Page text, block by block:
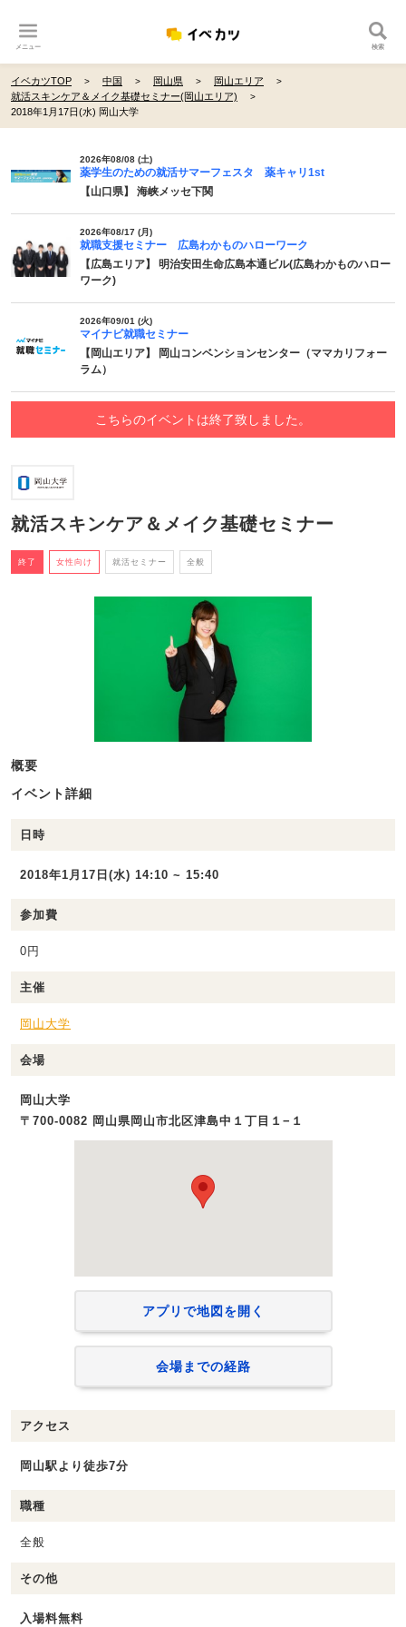
メニュー 検索
イベカツTOP 中国 岡山県
岡山エリア
就活スキンケア＆メイク基礎セミナー(岡山エリア)
2018年1月17日(水) 岡山大学
2026年08/08 (土)
薬学生のための就活サマーフェスタ 薬キャリ1st
【山口県】 海峡メッセ下関
2026年08/17 (月)
就職支援セミナー 広島わかものハローワーク
【広島エリア】 明治安田生命広島本通ビル(広島わかものハロー
ワーク)
2026年09/01 (火)
マイナビ就職セミナー
【岡山エリア】 岡山コンベンションセンター（ママカリフォー
ラム）
こちらのイベントは終了致しました。
就活スキンケア＆メイク基礎セミナー
終了 女性向け 就活セミナー 全般
概要
イベント詳細
日時
2018年1月17日(水) 14:10 ~ 15:40
参加費
0円
主催
岡山大学
会場
岡山大学
〒700-0082 岡山県岡山市北区津島中１丁目１−１
アプリで地図を開く
会場までの経路
アクセス
岡山駅より徒歩7分
職種
全般
その他
入場料無料